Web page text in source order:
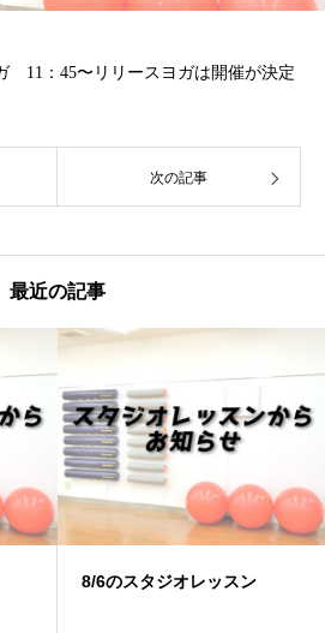
11：45〜リリースヨガは開催が決定
次の記事
最近の記事
8/4のスタジオレッスン